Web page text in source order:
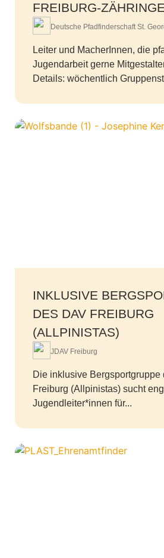
FREIBURG-
Deutsche Pfadfinderschaft St.
Leiter und MacherInnen, die
Jugendarbeit gerne
Details: wöchentlich
INKLUSIVE
DES DAV FREIBURG
(ALLPINISTAS)
JDAV Freiburg
Die inklusive Bergsportgruppe
Freiburg (Allpinistas) sucht
Jugendleiter*innen für...